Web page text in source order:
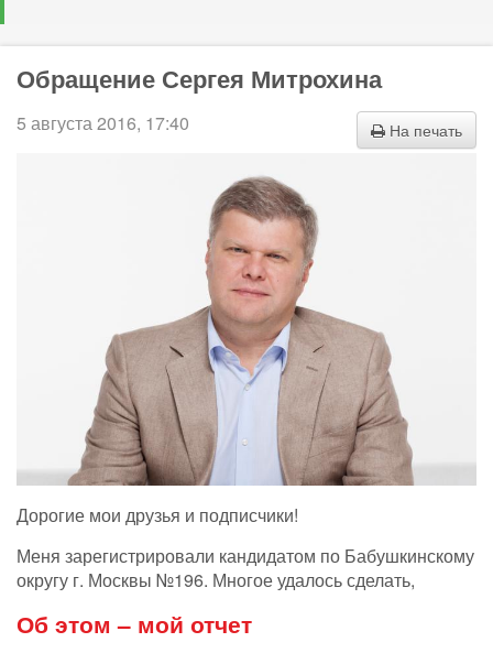
Обращение Сергея Митрохина
На печать
5 августа 2016, 17:40
Дорогие мои друзья и подписчики!
Меня зарегистрировали кандидатом по Бабушкинскому
округу г. Москвы №196. Многое удалось сделать,
Об этом – мой отчет